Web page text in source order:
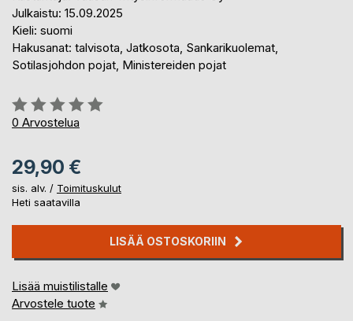
Julkaistu: 15.09.2025
Kieli: suomi
Hakusanat: talvisota, Jatkosota, Sankarikuolemat,
Sotilasjohdon pojat, Ministereiden pojat
Arvostelu::
0%
0 Arvostelua
29,90 €
sis. alv. / Toimituskulut
Heti saatavilla
LISÄÄ OSTOSKORIIN
Lisää muistilistalle
Arvostele tuote